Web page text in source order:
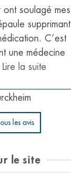
ont soulagé mes
supprimant
C’est
une médecine
Lire la suite
les avis
le site